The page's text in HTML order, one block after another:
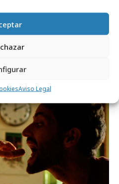
Aviso Legal
española Fly